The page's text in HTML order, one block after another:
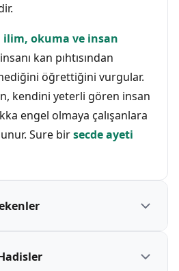
ilim, okuma ve insan
kan pıhtısından
öğrettiğini vurgular.
kendini yeterli gören insan
engel olmaya çalışanlara
Sure birsecde ayeti
Bilinmesi